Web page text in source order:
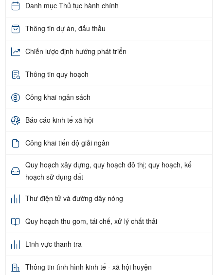
Danh mục Thủ tục hành chính
Thông tin dự án, đấu thầu
Chiến lược định hướng phát triển
Thông tin quy hoạch
Công khai ngân sách
Báo cáo kinh tế xã hội
Công khai tiến độ giải ngân
Quy hoạch xây dựng, quy hoạch đô thị; quy hoạch, kế
hoạch sử dụng đất
Thư điện tử và đường dây nóng
Quy hoạch thu gom, tái chế, xử lý chất thải
Lĩnh vực thanh tra
Thông tin tình hình kinh tế - xã hội huyện